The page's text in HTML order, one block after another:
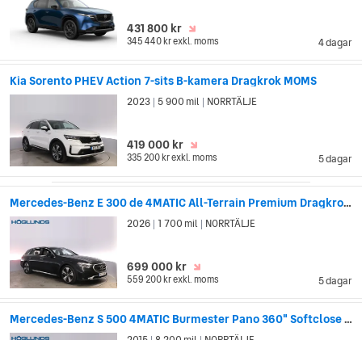
4 dagar
431 800 kr
345 440 krexkl. moms
Kia Sorento PHEV Action 7-sits B-kamera Dragkrok MOMS
5 dagar
2023 5 900 mil NORRTÄLJE
419 000 kr
335 200 krexkl. moms
Mercedes-Benz E 300 de 4MATIC All-Terrain Premium Dragkrok V-hjul
5 dagar
2026 1 700 mil NORRTÄLJE
699 000 kr
559 200 krexkl. moms
Mercedes-Benz S 500 4MATIC Burmester Pano 360" Softclose Välutrustad